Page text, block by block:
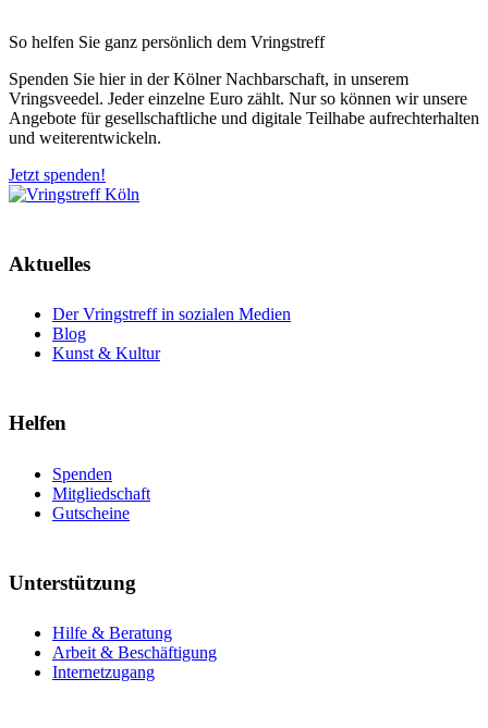
So helfen Sie ganz persönlich dem Vringstreff
Spenden Sie hier in der Kölner Nachbarschaft, in unserem
Vringsveedel. Jeder einzelne Euro zählt. Nur so können wir unsere
Angebote für gesellschaftliche und digitale Teilhabe aufrechterhalten
und weiterentwickeln.
Jetzt spenden!
Aktuelles
Der Vringstreff in sozialen Medien
Blog
Kunst & Kultur
Helfen
Spenden
Mitgliedschaft
Gutscheine
Unterstützung
Hilfe & Beratung
Arbeit & Beschäftigung
Internetzugang